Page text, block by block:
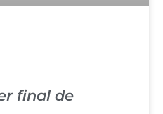
final de